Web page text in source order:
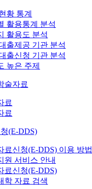
황 통계
활용통계 분석
활용도 분석
출제공 기관 분석
출신청 기관 분석
높은 주제
술자료
료
료
(E-DDS)
료신청(E-DDS) 이용 방법
원 서비스 안내
료신청(E-DDS)
학 자료 검색